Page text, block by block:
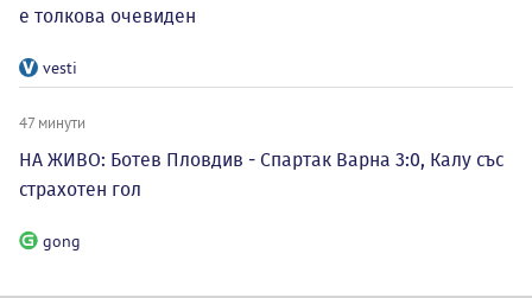
е толкова очевиден
vesti
47 минути
НА ЖИВО: Ботев Пловдив - Спартак Варна 3:0, Калу със
страхотен гол
gong